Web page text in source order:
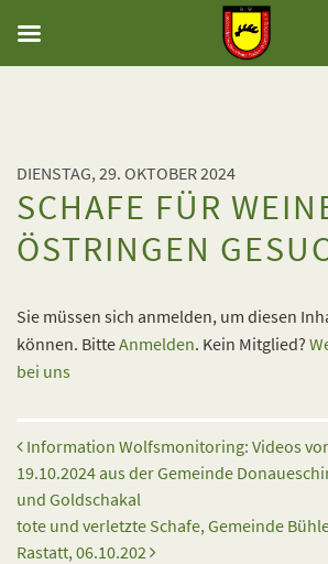
DIENSTAG, 29. OKTOBER 2024
SCHAFE FÜR
ÖSTRINGEN
Sie müssen sich anmelden, um diesen
können. BitteAnmelden. Kein Mitglied?
bei uns
Beitrags-Navigation
Information Wolfsmonitoring: Videos
19.10.2024 aus der Gemeinde
und Goldschakal
tote und verletzte Schafe, Gemeinde
Rastatt, 06.10.202